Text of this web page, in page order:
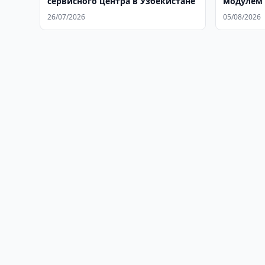
26/07/2026 05/08/2026